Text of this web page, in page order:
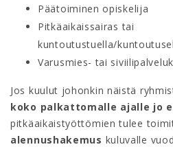
Päätoiminen opiskelija
Pitkäaikaissairas tai
kuntoutustuella/
Varusmies- tai
Jos kuulut johonkin näistä
koko palkattomalle ajalle jo
pitkäaikaistyöttömien tulee
alennushakemus kuluvalle